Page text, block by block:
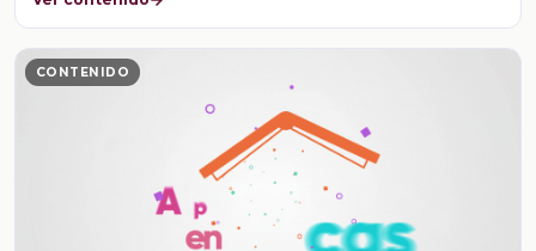
CONTENIDO